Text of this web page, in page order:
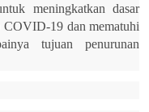
meningkatkan dasar
COVID-19 dan mematuhi
tujuan penurunan